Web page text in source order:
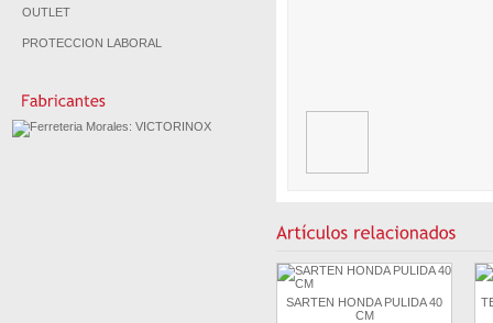
OUTLET
PROTECCION LABORAL
SARTEN HONDA PULIDA 40
CM